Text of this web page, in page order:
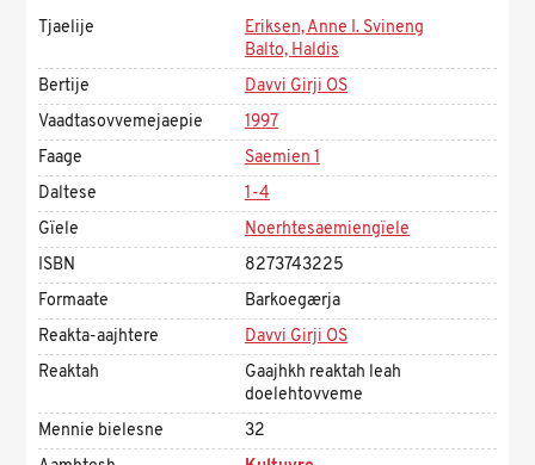
Tjaelije
Eriksen, Anne I. Svineng
Balto, Haldis
Bertije
Davvi Girji OS
Vaadtasovvemejaepie
1997
Faage
Saemien 1
Daltese
1-4
Gïele
Noerhtesaemiengïele
ISBN
8273743225
Formaate
Barkoegærja
Reakta-aajhtere
Davvi Girji OS
Reaktah
Gaajhkh reaktah leah
doelehtovveme
Mennie bielesne
32